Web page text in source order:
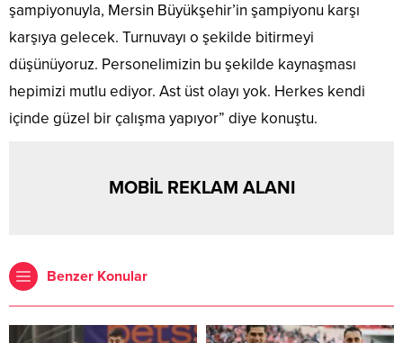
şampiyonuyla, Mersin Büyükşehir’in şampiyonu karşı
karşıya gelecek. Turnuvayı o şekilde bitirmeyi
düşünüyoruz. Personelimizin bu şekilde kaynaşması
hepimizi mutlu ediyor. Ast üst olayı yok. Herkes kendi
içinde güzel bir çalışma yapıyor” diye konuştu.
MOBİL REKLAM ALANI
Benzer Konular